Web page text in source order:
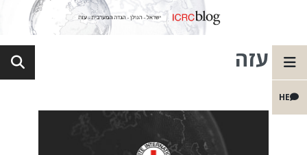
HE
עזה